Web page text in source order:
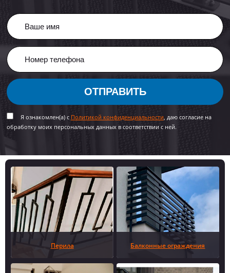
ОТПРАВИТЬ
Я ознакомлен(а) с Политикой конфиденциальности, даю согласие на
обработку моих персональных данных в соответствии с ней.
Перила Балконные ограждения